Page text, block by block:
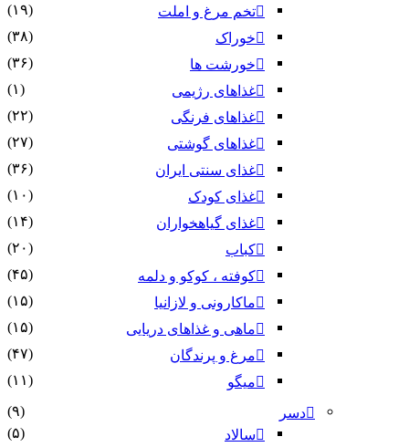
تخم مرغ و املت
(۱۹)
خوراک
(۳۸)
خورشت ها
(۳۶)
غذاهای رژیمی
(۱)
غذاهای فرنگی
(۲۲)
غذاهای گوشتی
(۲۷)
غذای سنتی ایران
(۳۶)
غذای کودک
(۱۰)
غذای گیاهخواران
(۱۴)
کباب
(۲۰)
کوفته ، کوکو و دلمه
(۴۵)
ماکارونی و لازانیا
(۱۵)
ماهی و غذاهای دریایی
(۱۵)
مرغ و پرندگان
(۴۷)
میگو
(۱۱)
دسر
(۹)
سالاد
(۵)